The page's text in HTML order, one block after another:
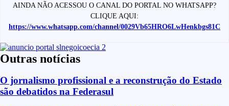
AINDA NÃO ACESSOU O CANAL DO PORTAL NO WHATSAPP?
CLIQUE AQUI:
https://www.whatsapp.com/channel/0029Vb65HRO6LwHenkbgs81C
Outras notícias
O jornalismo profissional e a reconstrução do Estado
são debatidos na Federasul